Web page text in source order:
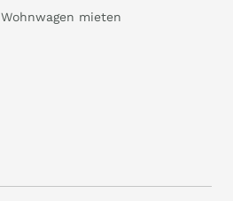
Wohnwagen mieten